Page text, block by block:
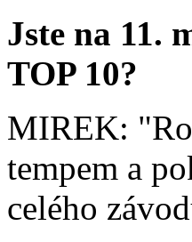
Jste na 11.
TOP 10?
MIREK:
tempem a
celého